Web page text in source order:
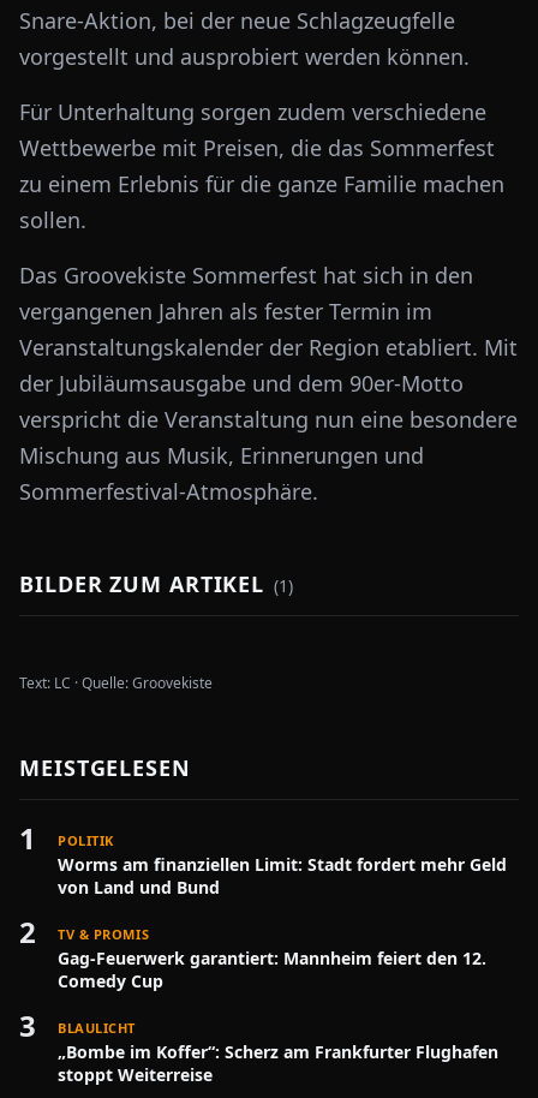
Snare-Aktion, bei der neue Schlagzeugfelle
vorgestellt und ausprobiert werden können.
Für Unterhaltung sorgen zudem verschiedene
Wettbewerbe mit Preisen, die das Sommerfest
zu einem Erlebnis für die ganze Familie machen
sollen.
Das Groovekiste Sommerfest hat sich in den
vergangenen Jahren als fester Termin im
Veranstaltungskalender der Region etabliert. Mit
der Jubiläumsausgabe und dem 90er-Motto
verspricht die Veranstaltung nun eine besondere
Mischung aus Musik, Erinnerungen und
Sommerfestival-Atmosphäre.
BILDER ZUM ARTIKEL (1)
Text: LC ·Quelle:Groovekiste
MEISTGELESEN
1 POLITIK
Worms am finanziellen Limit: Stadt fordert mehr Geld
von Land und Bund
2 TV & PROMIS
Gag-Feuerwerk garantiert: Mannheim feiert den 12.
Comedy Cup
3 BLAULICHT
„Bombe im Koffer“: Scherz am Frankfurter Flughafen
stoppt Weiterreise